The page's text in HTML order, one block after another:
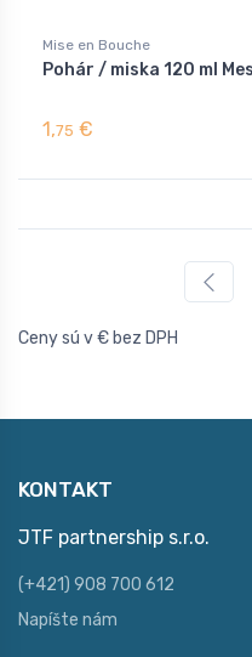
Mise en Bouche
Pohár / miska 120 ml
1,75 €
Ceny sú v € bez DPH
KONTAKT
JTF partnership s.r.o.
(+421) 908 700 612
Napíšte nám